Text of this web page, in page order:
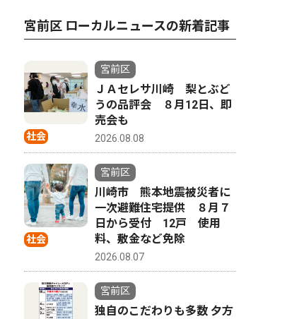
宮前区 ローカルニュースの新着記事
社会
宮前区
ＪＡセレサ川崎 梨とぶど
うの品評会 ８月12日、即
売会も
2026.08.08
社会
宮前区
川崎市 熊本地震被災者に
一次避難住宅提供 ８月７
日から受付 12戸 使用
料、敷金など免除
2026.08.07
宮前区
独自のこだわりも多数 夕方